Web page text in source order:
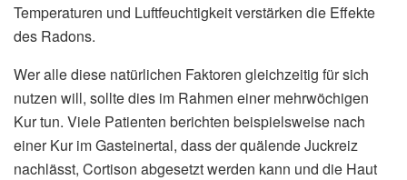
Temperaturen und Luftfeuchtigkeit verstärken die Effekte
des Radons.
Wer alle diese natürlichen Faktoren gleichzeitig für sich
nutzen will, sollte dies im Rahmen einer mehrwöchigen
Kur tun. Viele Patienten berichten beispielsweise nach
einer Kur im Gasteinertal, dass der quälende Juckreiz
nachlässt, Cortison abgesetzt werden kann und die Haut